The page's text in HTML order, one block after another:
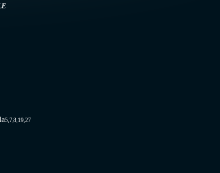
5,7,8,19,27